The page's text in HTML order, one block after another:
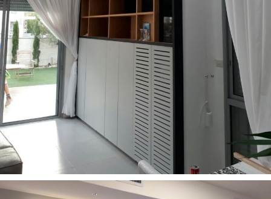
רהיטים מעוצבים לסלון